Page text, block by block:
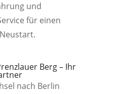
und
für einen
Berg – Ihr
nach Berlin